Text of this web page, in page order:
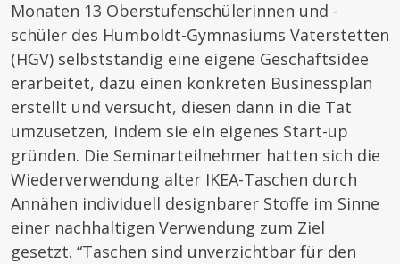
Monaten 13 Oberstufenschülerinnen und -
schüler des Humboldt-Gymnasiums Vaterstetten
(HGV) selbstständig eine eigene Geschäftsidee
erarbeitet, dazu einen konkreten Businessplan
erstellt und versucht, diesen dann in die Tat
umzusetzen, indem sie ein eigenes Start-up
gründen. Die Seminarteilnehmer hatten sich die
Wiederverwendung alter IKEA-Taschen durch
Annähen individuell designbarer Stoffe im Sinne
einer nachhaltigen Verwendung zum Ziel
gesetzt. “Taschen sind unverzichtbar für den